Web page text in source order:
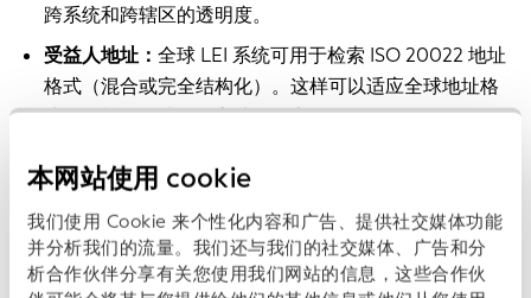
本网站使用 cookie
我们使用 Cookie 来个性化内容和广告、提供社交媒体功能
并分析我们的流量。我们还与我们的社交媒体、广告和分
析合作伙伴分享有关您使用我们网站的信息，这些合作伙
跨系统和跨辖区的透明度。
受益人地址： 全球 LEI 系统可用于检索 ISO 20022 地址
格式（混合或完全结构化）。这样可以适应全球地址格
式的多样性，从而提高处理效率。
让我们来看看实际效果：